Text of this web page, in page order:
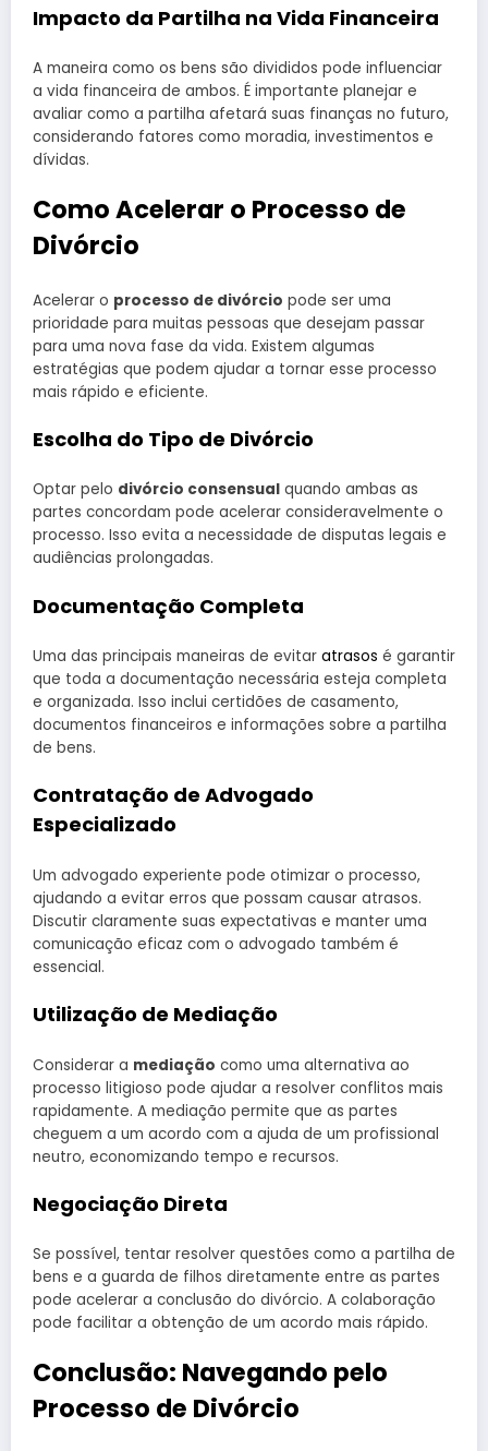
Impacto da Partilha na Vida Financeira
A maneira como os bens são divididos pode influenciar
a vida financeira de ambos. É importante planejar e
avaliar como a partilha afetará suas finanças no futuro,
considerando fatores como moradia, investimentos e
dívidas.
Como Acelerar o Processo de
Divórcio
Acelerar o processo de divórcio pode ser uma
prioridade para muitas pessoas que desejam passar
para uma nova fase da vida. Existem algumas
estratégias que podem ajudar a tornar esse processo
mais rápido e eficiente.
Escolha do Tipo de Divórcio
Optar pelo divórcio consensual quando ambas as
partes concordam pode acelerar consideravelmente o
processo. Isso evita a necessidade de disputas legais e
audiências prolongadas.
Documentação Completa
Uma das principais maneiras de evitar atrasos é garantir
que toda a documentação necessária esteja completa
e organizada. Isso inclui certidões de casamento,
documentos financeiros e informações sobre a partilha
de bens.
Contratação de Advogado
Especializado
Um advogado experiente pode otimizar o processo,
ajudando a evitar erros que possam causar atrasos.
Discutir claramente suas expectativas e manter uma
comunicação eficaz com o advogado também é
essencial.
Utilização de Mediação
Considerar a mediação como uma alternativa ao
processo litigioso pode ajudar a resolver conflitos mais
rapidamente. A mediação permite que as partes
cheguem a um acordo com a ajuda de um profissional
neutro, economizando tempo e recursos.
Negociação Direta
Se possível, tentar resolver questões como a partilha de
bens e a guarda de filhos diretamente entre as partes
pode acelerar a conclusão do divórcio. A colaboração
pode facilitar a obtenção de um acordo mais rápido.
Conclusão: Navegando pelo
Processo de Divórcio